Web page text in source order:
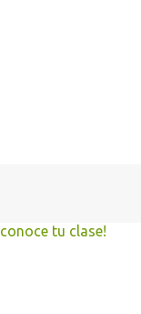
tu clase!